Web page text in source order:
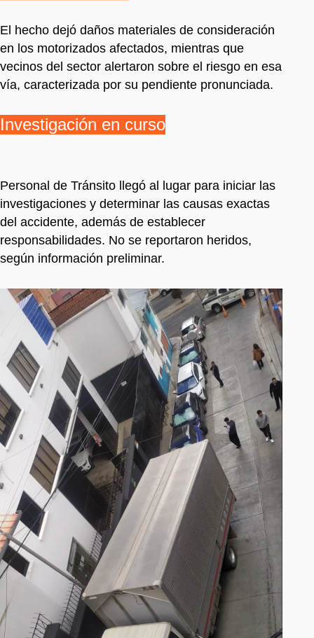
El hecho dejó daños materiales de consideración
en los motorizados afectados, mientras que
vecinos del sector alertaron sobre el riesgo en esa
vía, caracterizada por su pendiente pronunciada.
Investigación en curso
Personal de Tránsito llegó al lugar para iniciar las
investigaciones y determinar las causas exactas
del accidente, además de establecer
responsabilidades. No se reportaron heridos,
según información preliminar.